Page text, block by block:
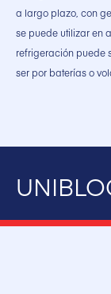
a largo plazo, con
se puede utilizar en
refrigeración puede
ser por baterías o